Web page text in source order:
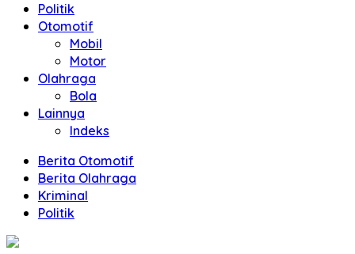
Politik
Otomotif
Mobil
Motor
Olahraga
Bola
Lainnya
Indeks
Berita Otomotif
Berita Olahraga
Kriminal
Politik